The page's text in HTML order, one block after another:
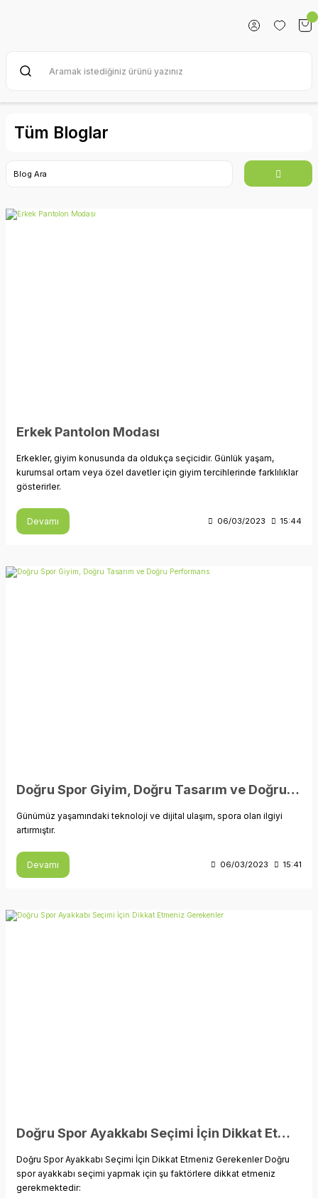
Tüm Bloglar
Erkek Pantolon Modası
Erkekler, giyim konusunda da oldukça seçicidir. Günlük yaşam,
kurumsal ortam veya özel davetler için giyim tercihlerinde farklılıklar
gösterirler.
Devamı 06/03/2023 15:44
Doğru Spor Giyim, Doğru Tasarım ve Doğru Performans
Günümüz yaşamındaki teknoloji ve dijital ulaşım, spora olan ilgiyi
artırmıştır.
Devamı 06/03/2023 15:41
Doğru Spor Ayakkabı Seçimi İçin Dikkat Etmeniz Gerekenler
Doğru Spor Ayakkabı Seçimi İçin Dikkat Etmeniz Gerekenler Doğru
spor ayakkabı seçimi yapmak için şu faktörlere dikkat etmeniz
gerekmektedir: